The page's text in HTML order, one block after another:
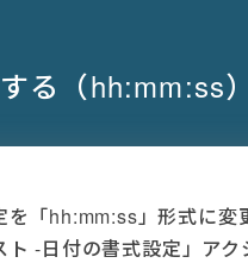
る（hh:mm:ss）
を「hh:mm:ss」形式に変
ト -日付の書式設定」アク